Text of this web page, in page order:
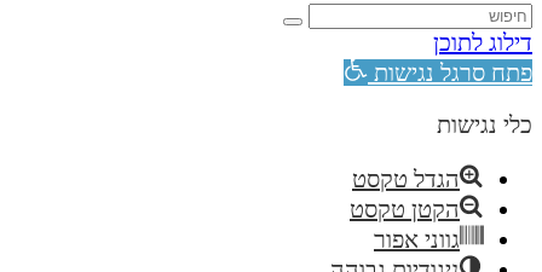
דילוג לתוכן
פתח סרגל נגישות
כלי נגישות
הגדל טקסט
הקטן טקסט
גווני אפור